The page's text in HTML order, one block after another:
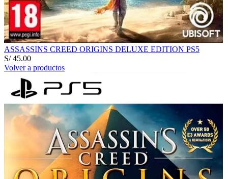
ASSASSINS CREED ORIGINS DELUXE EDITION PS5
S/45.00
Volver a productos